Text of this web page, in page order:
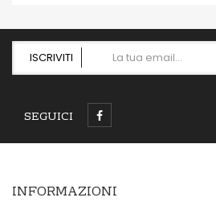
ISCRIVITI
SEGUICI
INFORMAZIONI